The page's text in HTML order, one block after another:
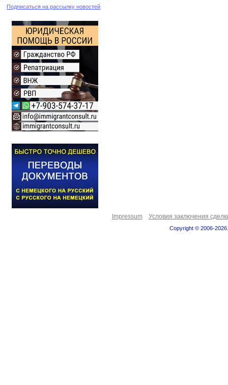
Подписаться на рассылку новостей
Impressum Условия заключения
Copyright © 2006-